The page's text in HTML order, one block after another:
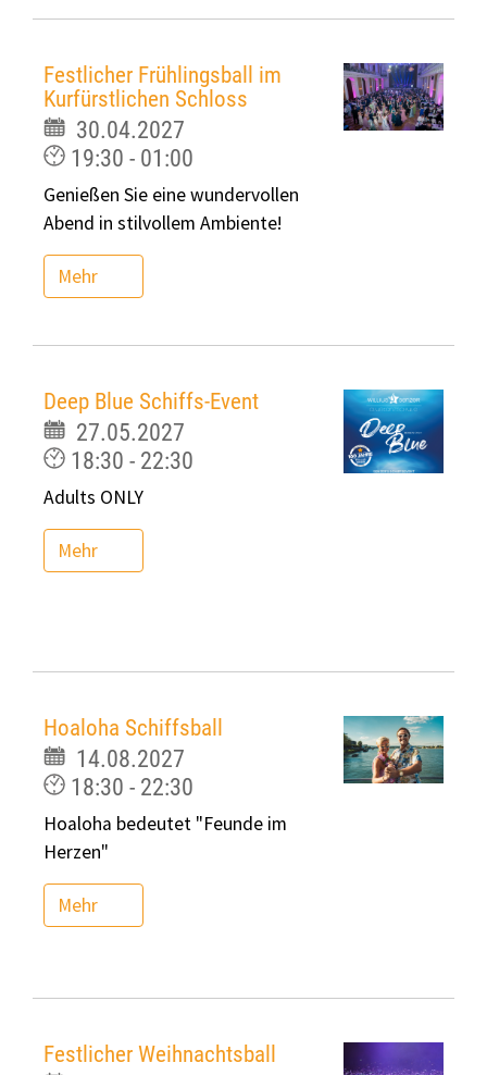
Festlicher Frühlingsball im
Kurfürstlichen Schloss
30.04.2027
19:30 - 01:00
Genießen Sie eine wundervollen
Abend in stilvollem Ambiente!
Mehr
Deep Blue Schiffs-Event
27.05.2027
18:30 - 22:30
Adults ONLY
Mehr
Hoaloha Schiffsball
14.08.2027
18:30 - 22:30
Hoaloha bedeutet "Feunde im
Herzen"
Mehr
Festlicher Weihnachtsball